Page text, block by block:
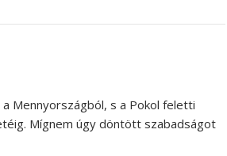
Mennyországból, s a Pokol feletti
Mígnem úgy döntött szabadságot